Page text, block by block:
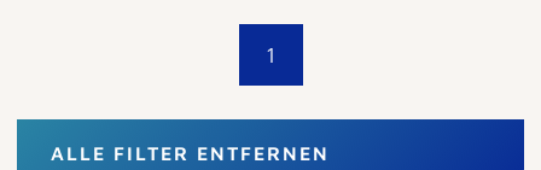
1
ALLE FILTER ENTFERNEN